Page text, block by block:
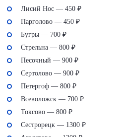
Лисий Нос — 450 ₽
Парголово — 450 ₽
Бугры — 700 ₽
Стрельна — 800 ₽
Песочный — 900 ₽
Сертолово — 900 ₽
Петергоф — 800 ₽
Всеволожск — 700 ₽
Токсово — 800 ₽
Сестрорецк — 1300 ₽